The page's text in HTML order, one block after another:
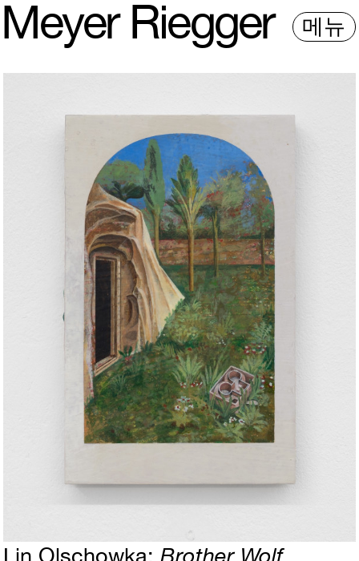
Meyer Riegger 메뉴
Lin Olschowka Brother Wolf